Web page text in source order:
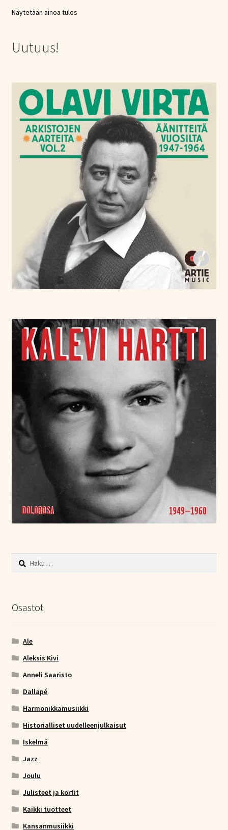
Näytetään ainoa tulos
Uutuus!
Haku:
Osastot
Ale
Aleksis Kivi
Anneli Saaristo
Dallapé
Harmonikkamusiikki
Historialliset uudelleenjulkaisut
Iskelmä
Jazz
Joulu
Julisteet ja kortit
Kaikki tuotteet
Kansanmusiikki